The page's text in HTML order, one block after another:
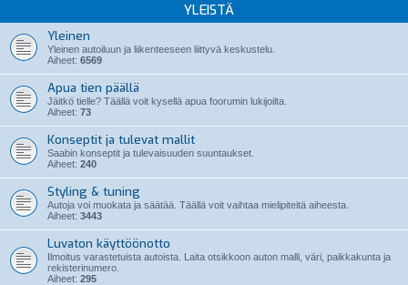
YLEISTÄ
Yleinen
Yleinen autoiluun ja liikenteeseen liittyvä keskustelu.
Aiheet: 6569
Apua tien päällä
Jäitkö tielle? Täällä voit kysellä apua foorumin lukijoilta.
Aiheet: 73
Konseptit ja tulevat mallit
Saabin konseptit ja tulevaisuuden suuntaukset.
Aiheet: 240
Styling & tuning
Autoja voi muokata ja säätää. Täällä voit vaihtaa mielipiteitä aiheesta.
Aiheet: 3443
Luvaton käyttöönotto
Ilmoitus varastetuista autoista. Laita otsikkoon auton malli, väri, paikkakunta ja
rekisterinumero.
Aiheet: 295